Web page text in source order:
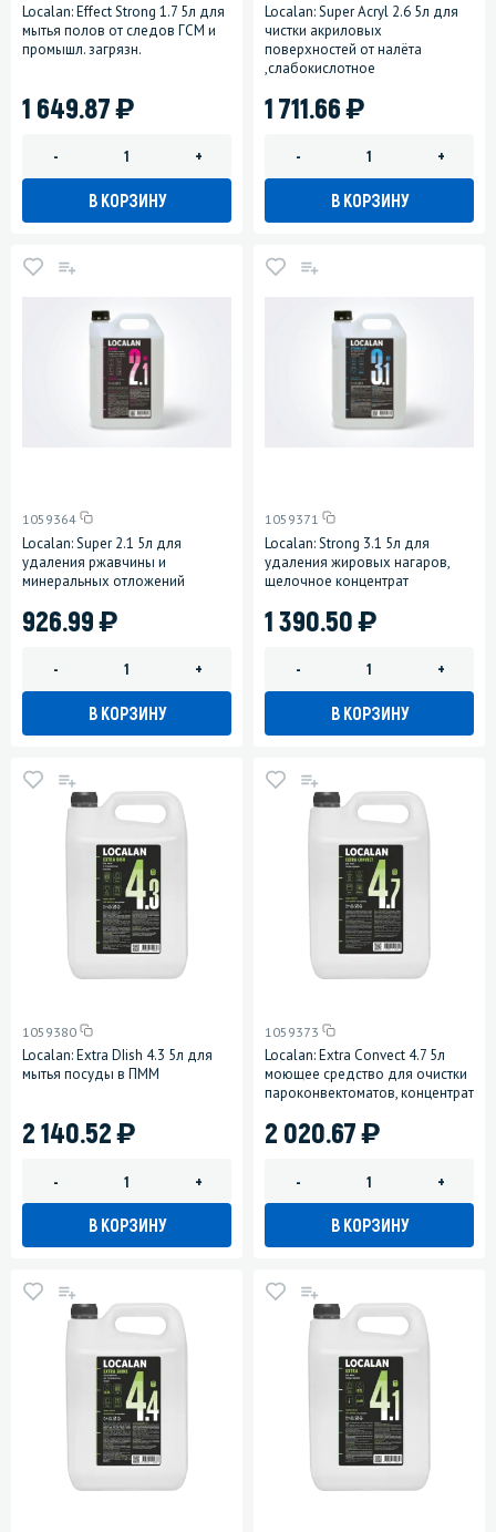
Localan: Effect Strong 1.7 5л для
мытья полов от следов ГСМ и
промышл. загрязн.
1 649.87)
- +
В КОРЗИНУ
Localan: Super Acryl 2.6 5л для
чистки акриловых
поверхностей от налёта
,слабокислотное
1 711.66)
- +
В КОРЗИНУ
1059364
Localan: Super 2.1 5л для
удаления ржавчины и
минеральных отложений
926.99)
- +
В КОРЗИНУ
1059371
Localan: Strong 3.1 5л для
удаления жировых нагаров,
щелочное концентрат
1 390.50)
- +
В КОРЗИНУ
1059380
Localan: Extra DIish 4.3 5л для
мытья посуды в ПММ
2 140.52)
- +
В КОРЗИНУ
1059373
Localan: Extra Convect 4.7 5л
моющее средство для очистки
пароконвектоматов, концентрат
2 020.67)
- +
В КОРЗИНУ